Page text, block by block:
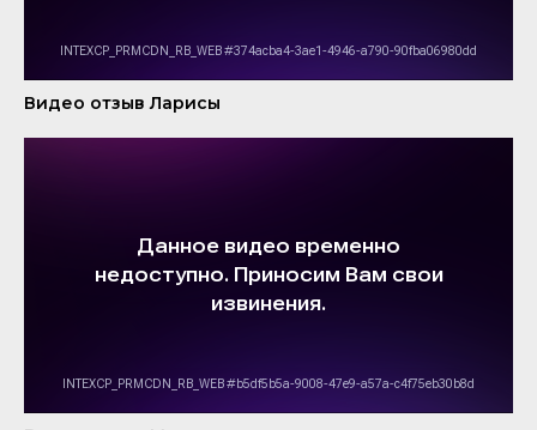
Видео отзыв Ларисы